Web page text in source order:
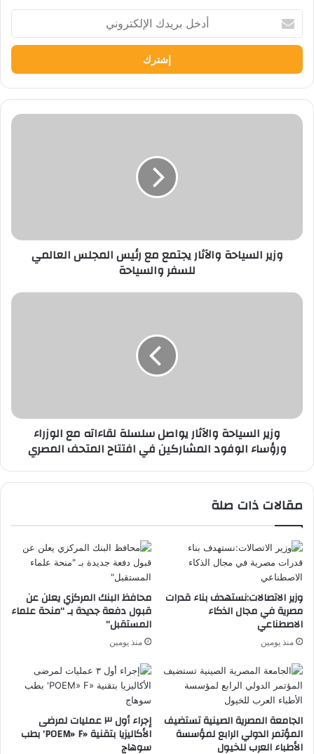
بريدك
الإلكتروني
وزير
للسفر
والسياحةوزير السياحة والآثار يجتمع مع رئيس المجلس العالمي
للسفر والسياحة
وزير
ورؤساء
المشاركين
المصري
وزير السياحة والآثار يواصل سلسلة لقاءاته مع الوزراء
ورؤساء الوفود المشاركين في افتتاح المتحف المصري
مقالات ذات صلة
وزير الاتصالات:نستهدف بناء قدرات
مصرية في مجال الذكاء
الاصطناعي
منذ يومين
محافظ البنك المركزي يعلن عن
قبول دفعة جديدة بـ “منحة علماء
المستقبل”
منذ يومين
الجامعة المصرية الصينية تستضيف
المؤتمر الدولي الرابع لمؤسسة
الأطباء العرب للخيول
إجراء أول ٣ عمليات لمرضى
الأكاليزيا بتقنية «POEM» F’ بطب
سوهاج